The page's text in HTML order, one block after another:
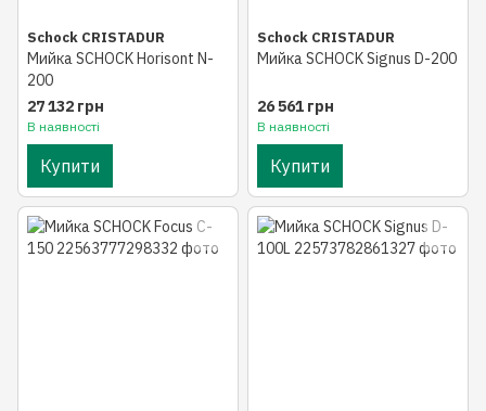
Schock CRISTADUR
Мийка SCHOCK Horisont N-
200
27 132 грн
В наявності
Купити
Schock CRISTADUR
Мийка SCHOCK Signus D-200
26 561 грн
В наявності
Купити